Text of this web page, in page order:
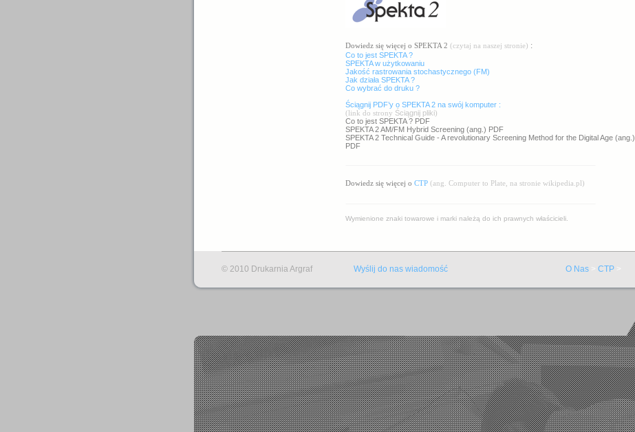
Dowiedz się więcej o SPEKTA 2 (czytaj na naszej stronie) :
Co to jest SPEKTA ?
SPEKTA w użytkowaniu
Jakość rastrowania stochastycznego (FM)
Jak działa SPEKTA ?
Co wybrać do druku ?
Ściągnij PDF’y o SPEKTA 2 na swój komputer :
(link do strony Ściągnij pliki)
Co to jest SPEKTA ? PDF
SPEKTA 2 AM/FM Hybrid Screening (ang.) PDF
SPEKTA 2 Technical Guide - A revolutionary Screening Method for the Digital Age (ang.)
PDF
Dowiedz się więcej o CTP (ang. Computer to Plate, na stronie wikipedia.pl)
Wymienione znaki towarowe i marki należą do ich prawnych właścicieli.
O Nas CTP
© 2010 Drukarnia Argraf Wyślij do nas wiadomość